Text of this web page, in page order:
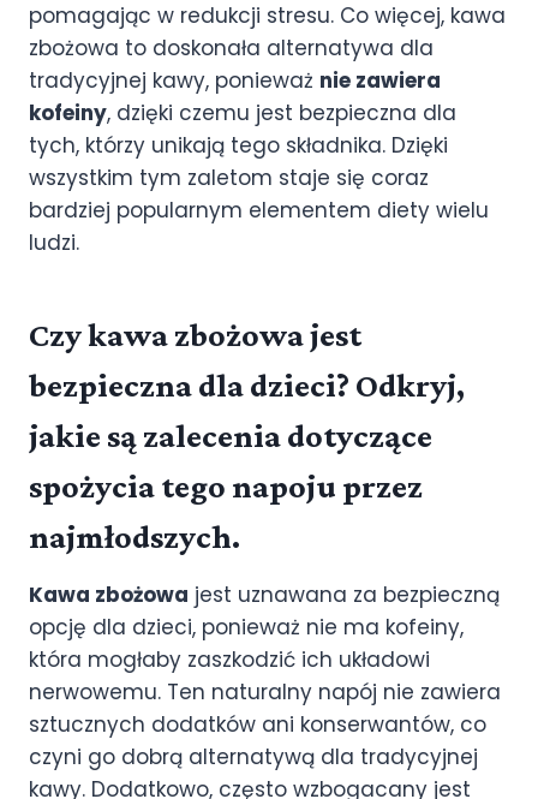
pomagając w redukcji stresu. Co więcej, kawa
zbożowa to doskonała alternatywa dla
tradycyjnej kawy, ponieważ nie zawiera
kofeiny, dzięki czemu jest bezpieczna dla
tych, którzy unikają tego składnika. Dzięki
wszystkim tym zaletom staje się coraz
bardziej popularnym elementem diety wielu
ludzi.
Czy kawa zbożowa jest
bezpieczna dla dzieci? Odkryj,
jakie są zalecenia dotyczące
spożycia tego napoju przez
najmłodszych.
Kawa zbożowa jest uznawana za bezpieczną
opcję dla dzieci, ponieważ nie ma kofeiny,
która mogłaby zaszkodzić ich układowi
nerwowemu. Ten naturalny napój nie zawiera
sztucznych dodatków ani konserwantów, co
czyni go dobrą alternatywą dla tradycyjnej
kawy. Dodatkowo, często wzbogacany jest